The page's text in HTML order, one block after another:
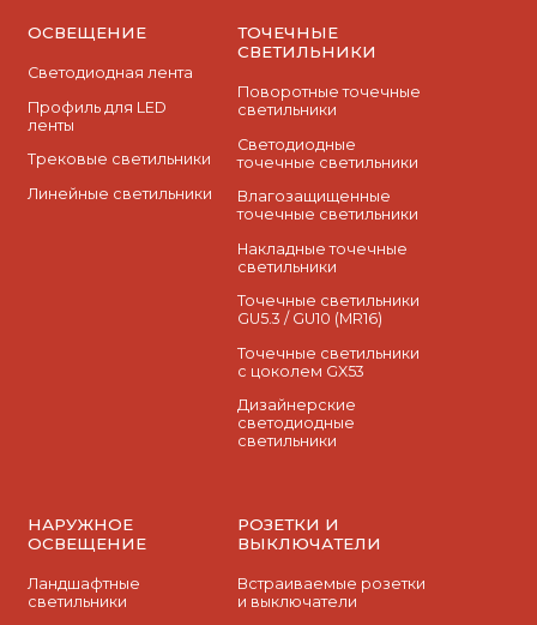
ОСВЕЩЕНИЕ
Светодиодная лента
Профиль для LED
ленты
Трековые светильники
Линейные светильники
ТОЧЕЧНЫЕ
СВЕТИЛЬНИКИ
Поворотные точечные
светильники
Cветодиодные
точечные светильники
Влагозащищенные
точечные светильники
Накладные точечные
светильники
Точечные светильники
GU5.3 / GU10 (MR16)
Точечные светильники
с цоколем GX53
Дизайнерские
светодиодные
светильники
НАРУЖНОЕ
ОСВЕЩЕНИЕ
Ландшафтные
светильники
РОЗЕТКИ И
ВЫКЛЮЧАТЕЛИ
Встраиваемые розетки
и выключатели